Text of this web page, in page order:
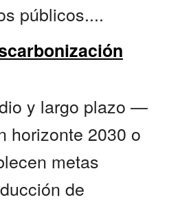
públicos....
y largo plazo —
horizonte 2030 o
metas
de